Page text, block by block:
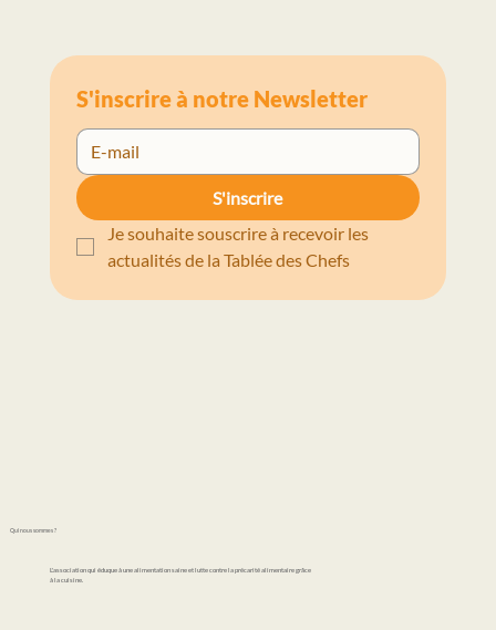
S'inscrire à notre Newsletter
S'inscrire
Je souhaite souscrire à recevoir les
actualités de la Tablée des Chefs
Qui nous sommes ?
L'association qui éduque à une alimentation saine et lutte contre la précarité alimentaire grâce
à la cuisine.